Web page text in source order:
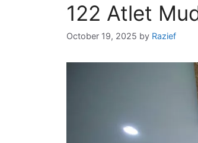
122 Atlet
October 19, 2025 by Razief